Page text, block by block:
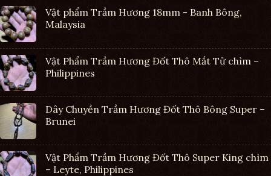
Vật phẩm Trầm Hương 18mm - Banh Bông,
Malaysia
Vật Phẩm Trầm Hương Đốt Thô Mắt Tử chìm –
Philippines
Dây Chuyền Trầm Hương Đốt Thô Bông Super –
Brunei
Vật Phẩm Trầm Hương Đốt Thô Super King chìm
– Leyte, Philippines